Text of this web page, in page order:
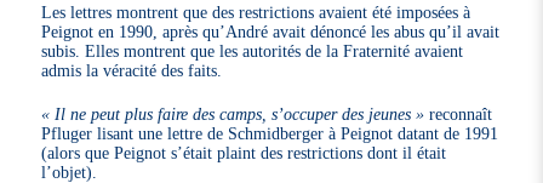
Les lettres montrent que des restrictions avaient été imposées à
Peignot en 1990, après qu’André avait dénoncé les abus qu’il avait
subis. Elles montrent que les autorités de la Fraternité avaient
admis la véracité des faits.
« Il ne peut plus faire des camps, s’occuper des jeunes » reconnaît
Pfluger lisant une lettre de Schmidberger à Peignot datant de 1991
(alors que Peignot s’était plaint des restrictions dont il était
l’objet).